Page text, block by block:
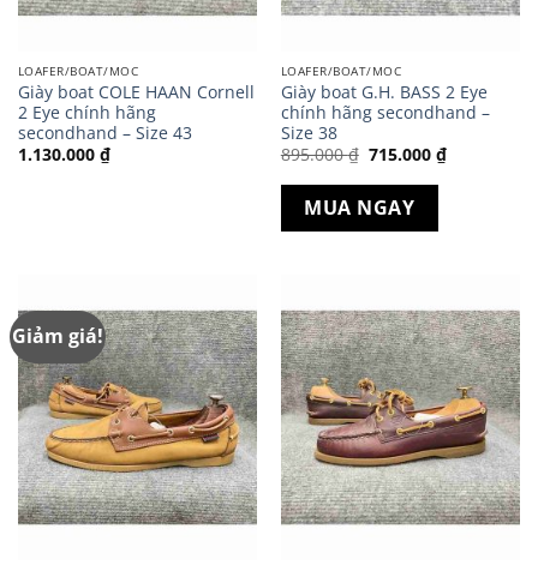
LOAFER/BOAT/MOC
Giày boat COLE HAAN Cornell
2 Eye chính hãng
secondhand – Size 43
1.130.000 ₫
LOAFER/BOAT/MOC
Giày boat G.H. BASS 2 Eye
chính hãng secondhand –
Size 38
895.000₫ Giá
là:
895.000 ₫.
715.000 ₫Giá
hiện
MUA NGAY
Giảm giá!